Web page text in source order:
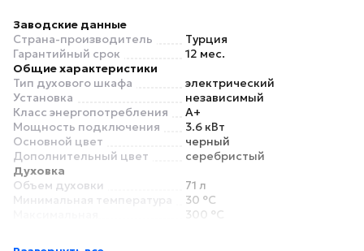
Заводские данные
Страна-производитель
Турция
Гарантийный срок
12 мес.
Общие характеристики
Тип духового шкафа
электрический
Установка
независимый
Класс энергопотребления
A+
Мощность подключения
3.6 кВт
Основной цвет
черный
Дополнительный цвет
серебристый
Духовка
Объем духовки
71 л
Минимальная температура
30 °C
300 °C